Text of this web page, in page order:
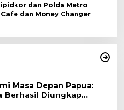
dan Polda Metro
dan Money Changer
Masa Depan Papua:
Berhasil Diungkap